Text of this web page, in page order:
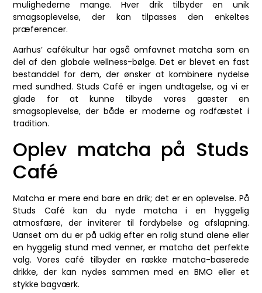
mulighederne mange. Hver drik tilbyder en unik
smagsoplevelse, der kan tilpasses den enkeltes
præferencer.
Aarhus’ cafékultur har også omfavnet matcha som en
del af den globale wellness-bølge. Det er blevet en fast
bestanddel for dem, der ønsker at kombinere nydelse
med sundhed. Studs Café er ingen undtagelse, og vi er
glade for at kunne tilbyde vores gæster en
smagsoplevelse, der både er moderne og rodfæstet i
tradition.
Oplev matcha på Studs
Café
Matcha er mere end bare en drik; det er en oplevelse. På
Studs Café kan du nyde matcha i en hyggelig
atmosfære, der inviterer til fordybelse og afslapning.
Uanset om du er på udkig efter en rolig stund alene eller
en hyggelig stund med venner, er matcha det perfekte
valg. Vores café tilbyder en række matcha-baserede
drikke, der kan nydes sammen med en BMO eller et
stykke bagværk.